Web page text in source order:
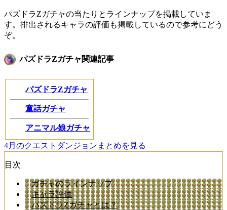
パズドラZガチャの当たりとラインナップを掲載していま
す。排出されるキャラの評価も掲載しているので参考にどう
ぞ。
パズドラZガチャ関連記事
パズドラZガチャ
童話ガチャ
アニマル娘ガチャ
4月のクエストダンジョンまとめを見る
目次
ガチャのラインナップ
キャラ評価
パズドラZガチャとは？